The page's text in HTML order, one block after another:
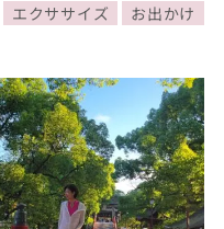
エクササイズ お出かけ